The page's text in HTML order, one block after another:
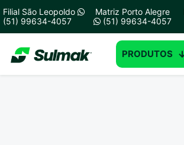
Filial São Leopoldo
(51) 99634-4057
Matriz Porto Alegre
(51) 99634-4057
PRODUTOS